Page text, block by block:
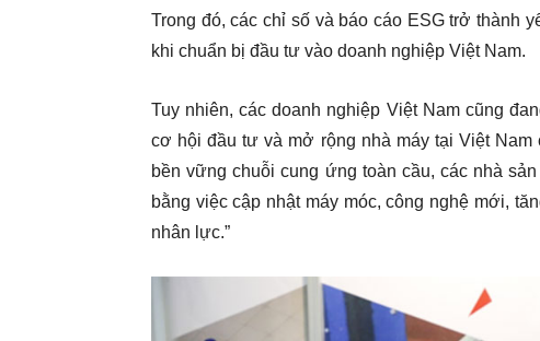
Trong đó, các chỉ số và báo cáo ESG trở thành
khi chuẩn bị đầu tư vào doanh nghiệp Việt Nam.
Tuy nhiên, các doanh nghiệp Việt Nam cũng
cơ hội đầu tư và mở rộng nhà máy tại Việt Nam
bền vững chuỗi cung ứng toàn cầu, các nhà
bằng việc cập nhật máy móc, công nghệ mới,
nhân lực.”